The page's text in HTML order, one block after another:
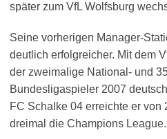
später zum VfL Wolfsburg
Seine vorherigen Manager-
deutlich erfolgreicher. Mit dem
der zweimalige National- und
Bundesligaspieler 2007
FC Schalke 04 erreichte er von
dreimal die Champions League.